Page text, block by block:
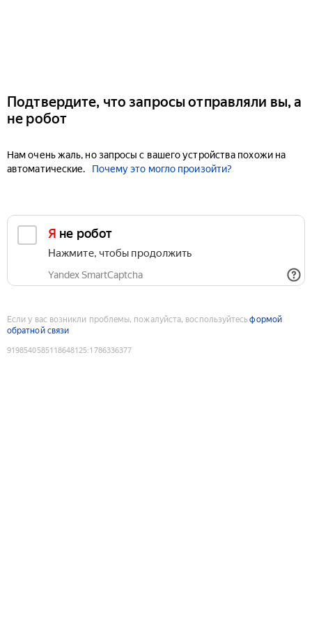
Подтвердите, что запросы отправляли вы, а
не робот
Нам очень жаль, но запросы с вашего устройства похожи на
автоматические.
Почему это могло произойти?
Я не робот
Нажмите, чтобы продолжить
Yandex SmartCaptcha
Если у вас возникли проблемы, пожалуйста, воспользуйтесьформой
обратной связи
9198540585118648125:1786336377